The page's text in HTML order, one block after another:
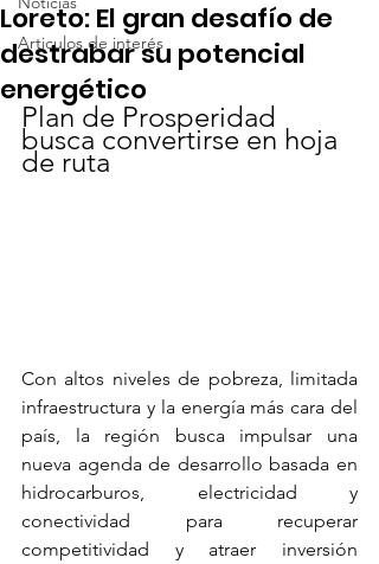
Articulos de interés
Loreto: El gran desafío de
destrabar su potencial
energético
Plan de Prosperidad
busca convertirse en hoja
de ruta
Con altos niveles de pobreza, limitada
infraestructura y la energía más cara del
país, la región busca impulsar una
nueva agenda de desarrollo basada en
hidrocarburos, electricidad y
conectividad para recuperar
competitividad y atraer inversión